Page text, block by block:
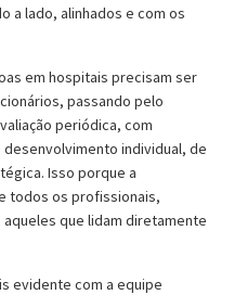
a lado, alinhados e com os
em hospitais precisam ser
passando pelo
periódica, com
individual, de
Isso porque a
todos os profissionais,
que lidam diretamente
evidente com a equipe